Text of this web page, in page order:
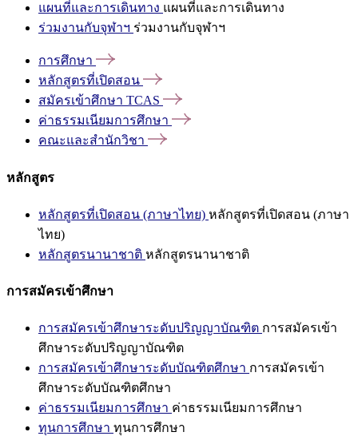
แผนที่และการเดินทาง แผนที่และการเดินทาง
ร่วมงานกับจุฬาฯ ร่วมงานกับจุฬาฯ
การศึกษา
หลักสูตรที่เปิดสอน
สมัครเข้าศึกษา TCAS
ค่าธรรมเนียมการศึกษา
คณะและสำนักวิชา
หลักสูตร
หลักสูตรที่เปิดสอน (ภาษาไทย) หลักสูตรที่เปิดสอน (ภาษา
ไทย)
หลักสูตรนานาชาติ หลักสูตรนานาชาติ
การสมัครเข้าศึกษา
การสมัครเข้าศึกษาระดับปริญญาบัณฑิต การสมัครเข้า
ศึกษาระดับปริญญาบัณฑิต
การสมัครเข้าศึกษาระดับบัณฑิตศึกษา การสมัครเข้า
ศึกษาระดับบัณฑิตศึกษา
ค่าธรรมเนียมการศึกษา ค่าธรรมเนียมการศึกษา
ทุนการศึกษา ทุนการศึกษา